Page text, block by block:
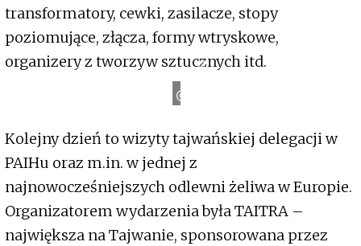
transformatory, cewki, zasilacze, stopy
poziomujące, złącza, formy wtryskowe,
organizery z tworzyw sztucznych itd.
TAITRA
Kolejny dzień to wizyty tajwańskiej delegacji w
PAIHu oraz m.in. w jednej z
najnowocześniejszych odlewni żeliwa w Europie.
Organizatorem wydarzenia była TAITRA –
największa na Tajwanie, sponsorowana przez